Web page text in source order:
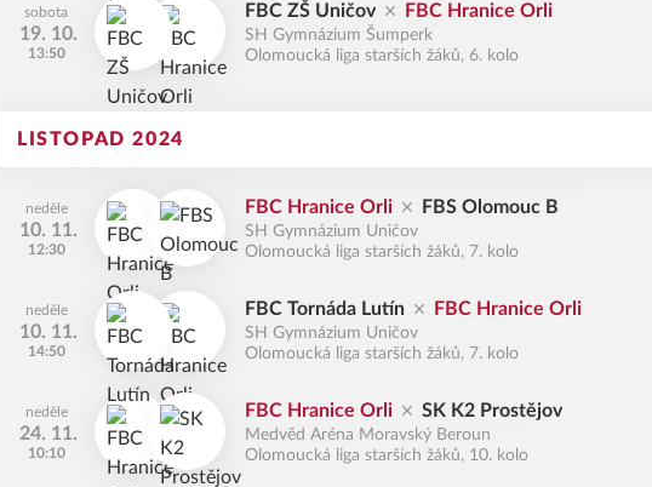
sobota
19. 10.
13:50
FBC ZŠ Uničov FBC Hranice Orli
SH Gymnázium Šumperk
Olomoucká liga starších žáků, 6. kolo
LISTOPAD 2024
neděle
10. 11.
12:30
FBC Hranice Orli FBS Olomouc B
SH Gymnázium Uničov
Olomoucká liga starších žáků, 7. kolo
neděle
10. 11.
14:50
FBC Tornáda Lutín FBC Hranice Orli
SH Gymnázium Uničov
Olomoucká liga starších žáků, 7. kolo
neděle
24. 11.
10:10
FBC Hranice Orli SK K2 Prostějov
Medvěd Aréna Moravský Beroun
Olomoucká liga starších žáků, 10. kolo